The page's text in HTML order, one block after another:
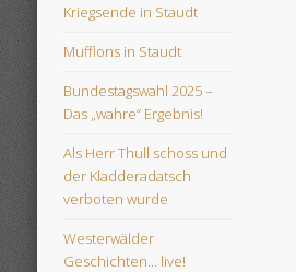
Kriegsende in Staudt
Mufflons in Staudt
Bundestagswahl 2025 –
Das „wahre“ Ergebnis!
Als Herr Thull schoss und
der Kladderadatsch
verboten wurde
Westerwälder
Geschichten… live!